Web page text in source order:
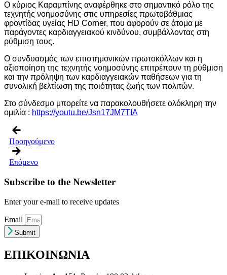
Ο κύριος Καραμπίνης αναφέρθηκε στο σημαντικό ρόλο της
τεχνητής νοημοσύνης στις υπηρεσίες πρωτοβάθμιας
φροντίδας υγείας HD Corner, που αφορούν σε άτομα με
παράγοντες καρδιαγγειακού κινδύνου, συμβάλλοντας στη
ρύθμιση τους.
Ο συνδυασμός των επιστημονικών πρωτοκόλλων και η
αξιοποίηση της τεχνητής νοημοσύνης επιτρέπουν τη ρύθμιση
και την πρόληψη των καρδιαγγειακών παθήσεων για τη
συνολική βελτίωση της ποιότητας ζωής των πολιτών.
Στο σύνδεσμο μπορείτε να παρακολουθήσετε ολόκληρη την
ομιλία : https://youtu.be/Jsn17JM7TIA
Προηγούμενο
Επόμενο
Subscribe to the Newsletter
Enter your e-mail to receive updates
Email
Submit
ΕΠΙΚΟΙΝΩΝΙΑ